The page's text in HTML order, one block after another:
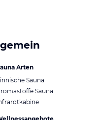
Arten
Sauna
Sauna